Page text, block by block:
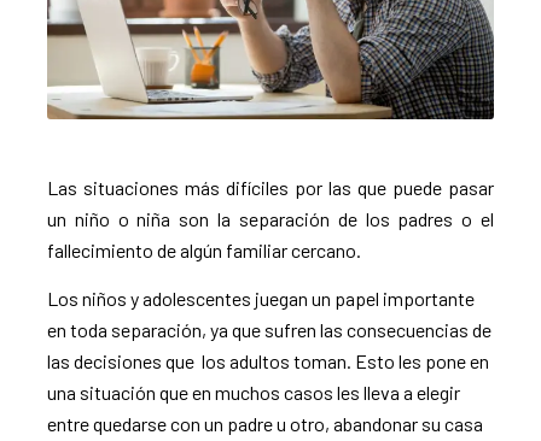
Las situaciones más difíciles por las que puede pasar
un niño o niña son la separación de los padres o el
fallecimiento de algún familiar cercano.
Los niños y adolescentes juegan un papel importante
en toda separación, ya que sufren las consecuencias de
las decisiones que los adultos toman. Esto les pone en
una situación que en muchos casos les lleva a elegir
entre quedarse con un padre u otro, abandonar su casa